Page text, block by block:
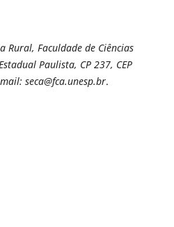
Rural, Faculdade de Ciências
Paulista, CP 237, CEP
seca@fca.unesp.br.